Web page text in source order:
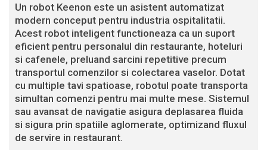
Un robot Keenon este un asistent automatizat
modern conceput pentru industria ospitalitatii.
Acest robot inteligent functioneaza ca un suport
eficient pentru personalul din restaurante, hoteluri
si cafenele, preluand sarcini repetitive precum
transportul comenzilor si colectarea vaselor. Dotat
cu multiple tavi spatioase, robotul poate transporta
simultan comenzi pentru mai multe mese. Sistemul
sau avansat de navigatie asigura deplasarea fluida
si sigura prin spatiile aglomerate, optimizand fluxul
de servire in restaurant.